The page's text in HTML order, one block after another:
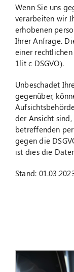
Wenn Sie uns
verarbeiten wir
erhobenen
Ihrer Anfrage.
einer
1lit c DSGVO).
Unbeschadet
gegenüber,
der Ansicht
betreffenden
gegen die
ist dies die
Stand: